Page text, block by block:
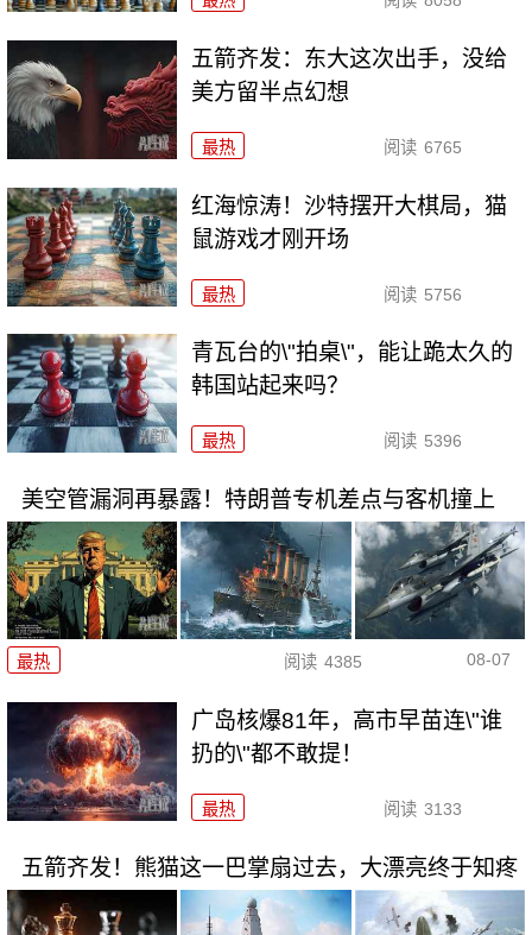
五箭齐发：东大这次出手，没给
美方留半点幻想
最热 阅读 6765
红海惊涛！沙特摆开大棋局，猫
鼠游戏才刚开场
最热 阅读 5756
青瓦台的\"拍桌\"，能让跪太久的
韩国站起来吗？
最热 阅读 5396
美空管漏洞再暴露！特朗普专机差点与客机撞上
最热 阅读 4385 08-07
广岛核爆81年，高市早苗连\"谁
扔的\"都不敢提！
最热 阅读 3133
五箭齐发！熊猫这一巴掌扇过去，大漂亮终于知疼